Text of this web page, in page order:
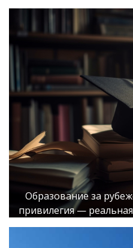
Образование за
привилегия —